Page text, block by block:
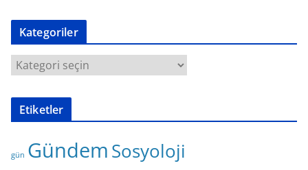
Kategoriler
t
Etiketler
gün GündemSosyoloji